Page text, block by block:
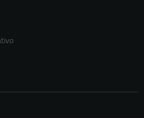
funzionamento